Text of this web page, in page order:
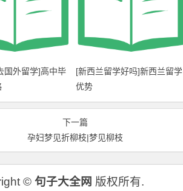
国外留学]高中毕
[新西兰留学好吗]新西兰留学
优势
下一篇
孕妇梦见折柳枝|梦见柳枝
© 句子大全网 版权所有.